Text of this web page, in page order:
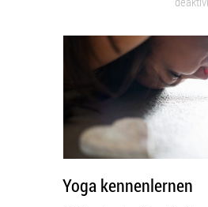
Yoga kennenlernen